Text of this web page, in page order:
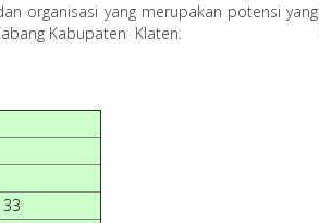
organisasi yang merupakan potensi yang
Kabupaten Klaten.